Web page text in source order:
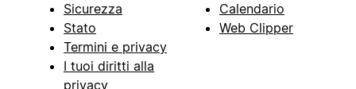
Sicurezza
Stato
Termini e privacy
I tuoi diritti alla
privacy
Calendario
Web Clipper